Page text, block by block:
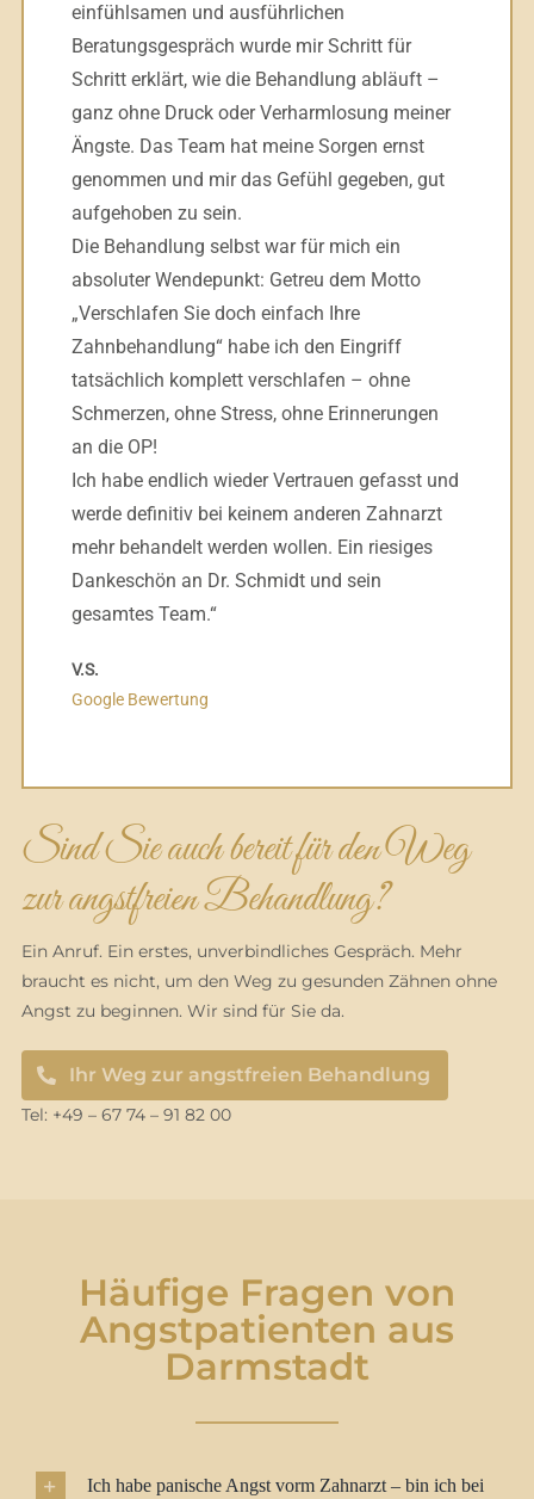
einfühlsamen und ausführlichen
Beratungsgespräch wurde mir Schritt für
Schritt erklärt, wie die Behandlung abläuft –
ganz ohne Druck oder Verharmlosung meiner
Ängste. Das Team hat meine Sorgen ernst
genommen und mir das Gefühl gegeben, gut
aufgehoben zu sein.
Die Behandlung selbst war für mich ein
absoluter Wendepunkt: Getreu dem Motto
„Verschlafen Sie doch einfach Ihre
Zahnbehandlung“ habe ich den Eingriff
tatsächlich komplett verschlafen – ohne
Schmerzen, ohne Stress, ohne Erinnerungen
an die OP!
Ich habe endlich wieder Vertrauen gefasst und
werde definitiv bei keinem anderen Zahnarzt
mehr behandelt werden wollen. Ein riesiges
Dankeschön an Dr. Schmidt und sein
gesamtes Team.“
V.S.
Google Bewertung
Sind Sie auch bereit für den Weg
zur angstfreien Behandlung?
Ein Anruf. Ein erstes, unverbindliches Gespräch. Mehr
braucht es nicht, um den Weg zu gesunden Zähnen ohne
Angst zu beginnen. Wir sind für Sie da.
Ihr Weg zur angstfreien Behandlung
Tel: +49 – 67 74 – 91 82 00
Häufige Fragen von
Angstpatienten aus
Darmstadt
Ich habe panische Angst vorm Zahnarzt – bin ich bei